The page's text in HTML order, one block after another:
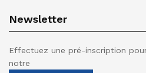
Newsletter
Effectuez une pré-inscription
notre